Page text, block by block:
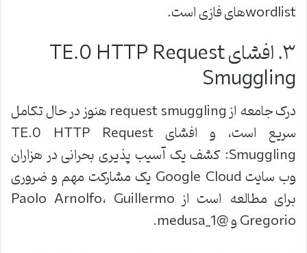
wordlistهای فازی است.
۳.افشایTE.0 HTTP Request
Smuggling
درک جامعه از
هنوز در حال تکامل
سریع است، و افشای TE.0 HTTP Request
Smuggling: کشف یک آسیب پذیری بحرانی در هزاران
وب سایت
یک مشارکت مهم و ضروری
برای مطالعه است ازPaolo Arnolfo ، Guillermo
Gregorioو@medusa_1.